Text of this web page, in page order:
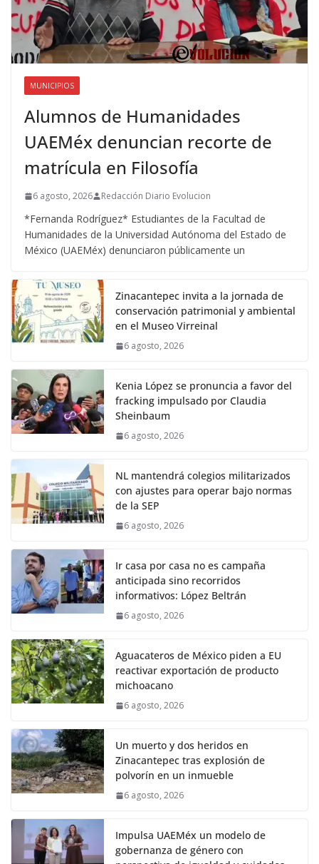
MUNICIPIOS
Alumnos de Humanidades
UAEMéx denuncian recorte de
matrícula en Filosofía
6 agosto, 2026 Redacción Diario Evolucion
*Fernanda Rodríguez* Estudiantes de la Facultad de
Humanidades de la Universidad Autónoma del Estado de
México (UAEMéx) denunciaron públicamente un
Zinacantepec invita a la jornada de
conservación patrimonial y ambiental
en el Museo Virreinal
6 agosto, 2026
Kenia López se pronuncia a favor del
fracking impulsado por Claudia
Sheinbaum
6 agosto, 2026
NL mantendrá colegios militarizados
con ajustes para operar bajo normas
de la SEP
6 agosto, 2026
Ir casa por casa no es campaña
anticipada sino recorridos
informativos: López Beltrán
6 agosto, 2026
Aguacateros de México piden a EU
reactivar exportación de producto
michoacano
6 agosto, 2026
Un muerto y dos heridos en
Zinacantepec tras explosión de
polvorín en un inmueble
6 agosto, 2026
Impulsa UAEMéx un modelo de
gobernanza de género con